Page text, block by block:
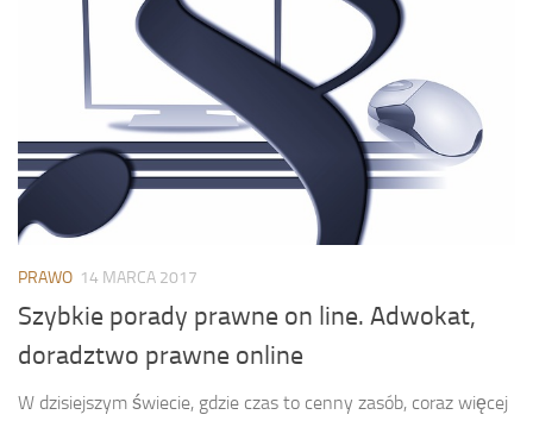
PRAWO 14 MARCA 2017
Szybkie porady prawne on line. Adwokat,
doradztwo prawne online
W dzisiejszym świecie, gdzie czas to cenny zasób, coraz więcej